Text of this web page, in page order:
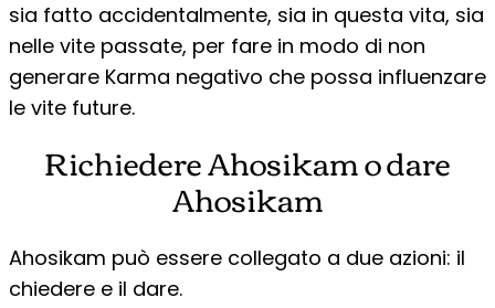
sia fatto accidentalmente, sia in questa vita, sia
nelle vite passate, per fare in modo di non
generare Karma negativo che possa influenzare
le vite future.
Richiedere Ahosikam o dare
Ahosikam
Ahosikam può essere collegato a due azioni: il
chiedere e il dare.